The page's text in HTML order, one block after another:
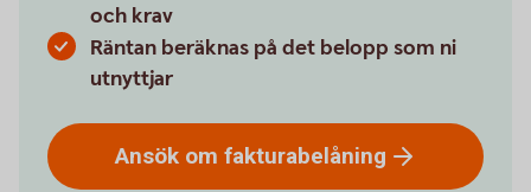
och krav
Räntan beräknas på det belopp som ni
utnyttjar
Ansök om fakturabelåning